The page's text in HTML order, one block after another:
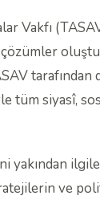
Vakfı
tüm siyasî,
ve